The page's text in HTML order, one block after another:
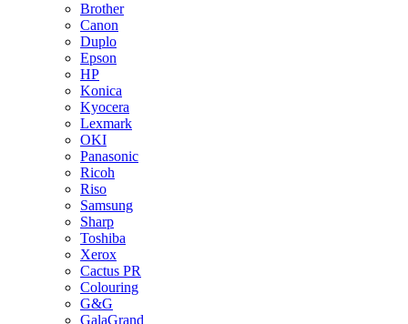
Brother
Canon
Duplo
Epson
HP
Konica
Kyocera
Lexmark
OKI
Panasonic
Ricoh
Riso
Samsung
Sharp
Toshiba
Xerox
Cactus PR
Colouring
G&G
GalaGrand